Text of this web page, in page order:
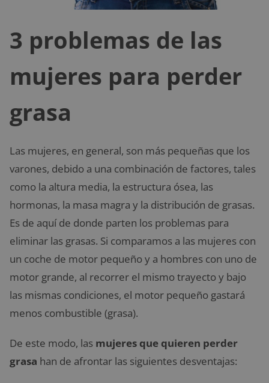
3 problemas de las
mujeres para perder
grasa
Las mujeres, en general, son más pequeñas que los
varones, debido a una combinación de factores, tales
como la altura media, la estructura ósea, las
hormonas, la masa magra y la distribución de grasas.
Es de aquí de donde parten los problemas para
eliminar las grasas. Si comparamos a las mujeres con
un coche de motor pequeño y a hombres con uno de
motor grande, al recorrer el mismo trayecto y bajo
las mismas condiciones, el motor pequeño gastará
menos combustible (grasa).
De este modo, las mujeres que quieren perder
grasa han de afrontar las siguientes desventajas: